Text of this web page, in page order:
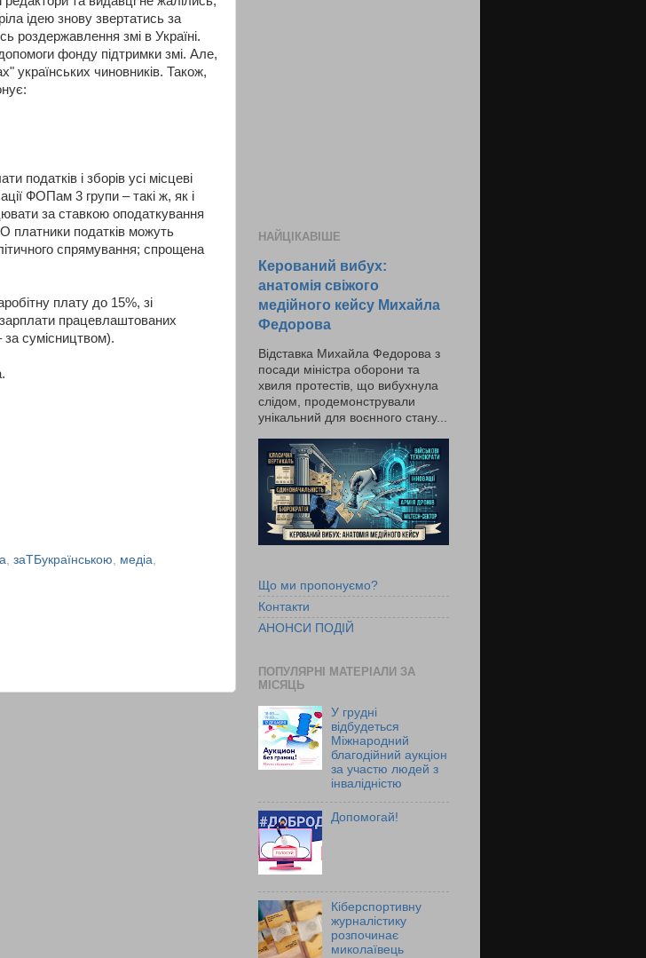
ідею знову звертатись за
роздержавлення змі в Україні.
фонду підтримки змі. Але,
українських чиновників. Також,
податків і зборів усі місцеві
ФОПам 3 групи – такі ж, як і
за ставкою оподаткування
платники податків можуть
спрямування; спрощена
плату до 15%, зі
працевлаштованих
за сумісництвом).
заТБукраїнською медіа
НАЙЦІКАВІШЕ
Керований вибух:
анатомія свіжого
медійного кейсу Михайла
Федорова
Відставка Михайла Федорова з
посади міністра оборони та
хвиля протестів, що вибухнула
слідом, продемонстрували
унікальний для воєнного стану...
Що ми пропонуємо?
Контакти
АНОНСИ ПОДІЙ
ПОПУЛЯРНІ МАТЕРІАЛИ ЗА
МІСЯЦЬ
У грудні
відбудеться
Міжнародний
благодійний аукціон
за участю людей з
інвалідністю
Допомогай!
Кіберспортивну
журналістику
розпочинає
миколаївець